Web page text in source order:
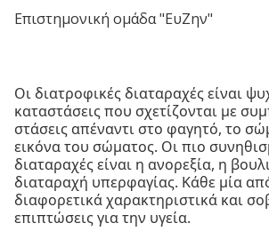
Επιστημονική ομάδα "ΕυΖην"
Οι διατροφικές διαταραχές είναι
καταστάσεις που σχετίζονται με
στάσεις απέναντι στο φαγητό, το
εικόνα του σώματος. Οι πιο
διαταραχές είναι η ανορεξία, η
διαταραχή υπερφαγίας. Κάθε μία
διαφορετικά χαρακτηριστικά και
επιπτώσεις για την υγεία.